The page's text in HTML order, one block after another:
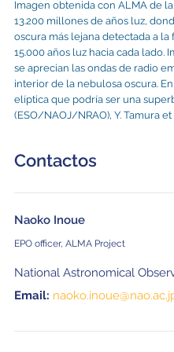
Imagen obtenida con ALMA de
13.200 millones de años luz,
oscura más lejana detectada a
15.000 años luz hacia cada lado.
se aprecian las ondas de radio
interior de la nebulosa oscura.
elíptica que podría ser una
(ESO/NAOJ/NRAO), Y. Tamura et
Contactos
Naoko Inoue
EPO officer, ALMA Project
National Astronomical
Email: